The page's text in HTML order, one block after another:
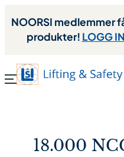
NOORSI medlemmer
produkter! LOGG
18.000